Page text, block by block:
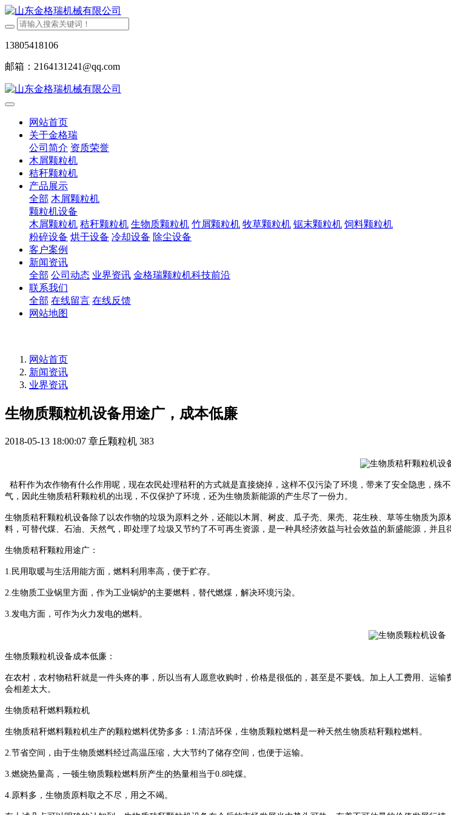
13805418106
邮箱：2164131241@qq.com
网站首页
关于金格瑞
公司简介 资质荣誉
木屑颗粒机
秸秆颗粒机
产品展示
全部 木屑颗粒机
颗粒机设备
木屑颗粒机 秸秆颗粒机 生物质颗粒机 竹屑颗粒机 牧草颗粒机 锯末颗粒机 饲料颗粒机
粉碎设备 烘干设备 冷却设备 除尘设备
客户案例
新闻资讯
全部 公司动态 业界资讯 金格瑞颗粒机科技前沿
联系我们
全部 在线留言 在线反馈
网站地图
网站首页
新闻资讯
业界资讯
生物质颗粒机设备用途广，成本低廉
2018-05-13 18:00:07 章丘颗粒机 383
秸秆作为农作物有什么作用呢，现在农民处理秸秆的方式就是直接烧掉，这样不仅污染了环境，带来了安全隐患，
气，因此生物质秸秆颗粒机的出现，不仅保护了环境，还为生物质新能源的产生尽了一份力。
生物质秸秆颗粒机设备除了以农作物的垃圾为原料之外，还能以木屑、树皮、瓜子壳、果壳、花生秧、草等生物质为
料，可替代煤、石油、天然气，即处理了垃圾又节约了不可再生资源，是一种具经济效益与社会效益的新盛能源，并
生物质秸秆颗粒用途广：
1. 民用取暖与生活用能方面，燃料利用率高，便于贮存。
2.生物质工业锅里方面，作为工业锅炉的主要燃料，替代燃煤，解决环境污染。
3.发电方面，可作为火力发电的燃料。
生物质颗粒机设备成本低廉：
在农村，农村物秸秆就是一件头疼的事，所以当有人愿意收购时，价格是很低的，甚至是不要钱。加上人工费用、运
会相差太大。
生物质秸秆燃料颗粒机
生物质秸秆燃料颗粒机生产的颗粒燃料优势多多： 1.清洁环保，生物质颗粒燃料是一种天然生物质秸秆颗粒燃料。
2.节省空间，由于生物质燃料经过高温压缩，大大节约了储存空间，也便于运输。
3.燃烧热量高，一顿生物质颗粒燃料所产生的热量相当于0.8吨煤。
4.原料多，生物质原料取之不尽，用之不竭。